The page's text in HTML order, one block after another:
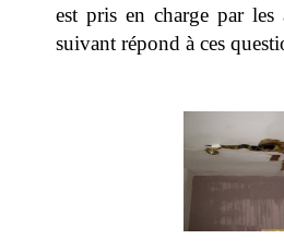
est pris en charge par les
suivant répond à ces